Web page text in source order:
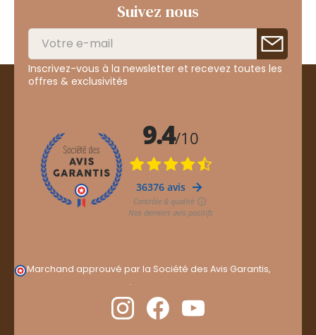
Suivez nous
Inscrivez-vous à la newsletter et recevez toutes les
offres & exclusivités
Marchand approuvé par la Société des Avis Garantis,
.